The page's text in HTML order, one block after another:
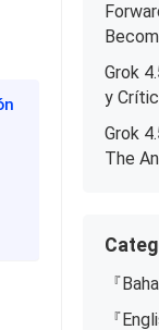
Grok
y
Grok
The
『
『